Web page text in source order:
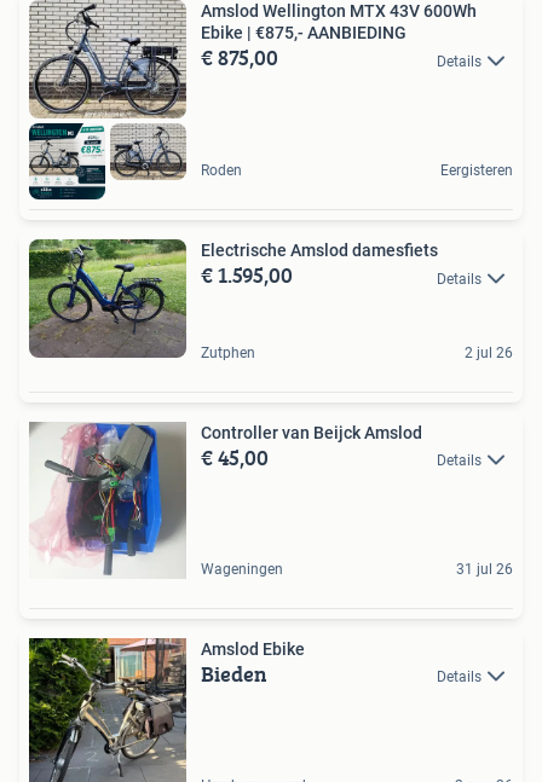
Amslod Wellington MTX 43V 600Wh
Ebike | €875,- AANBIEDING
€ 875,00 Details
Roden Eergisteren
Electrische Amslod damesfiets
€ 1.595,00 Details
Zutphen 2 jul 26
Controller van Beijck Amslod
€ 45,00 Details
Wageningen 31 jul 26
Amslod Ebike
Bieden Details